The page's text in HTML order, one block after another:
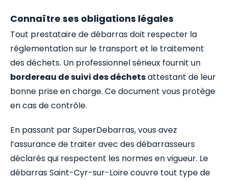
Connaître ses obligations légales
Tout prestataire de débarras doit respecter la
réglementation sur le transport et le traitement
des déchets. Un professionnel sérieux fournit un
bordereau de suivi des déchetsattestant de leur
bonne prise en charge. Ce document vous protège
en cas de contrôle.
En passant par SuperDebarras, vous avez
l’assurance de traiter avec des débarrasseurs
déclarés qui respectent les normes en vigueur. Le
débarras Saint-Cyr-sur-Loire couvre tout type de